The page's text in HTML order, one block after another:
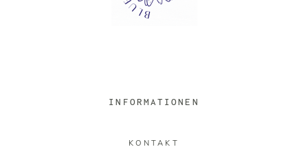
INFORMATIONEN
KONTAKT